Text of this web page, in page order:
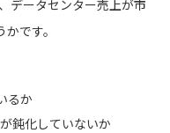
データセンター売上が市
です。
るか
鈍化していないか